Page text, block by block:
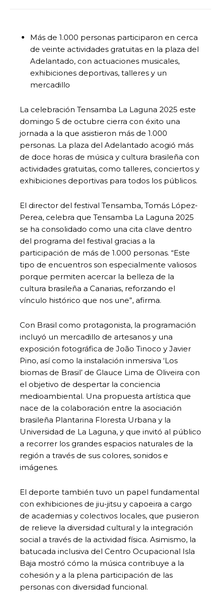
Más de 1.000 personas participaron en cerca
de veinte actividades gratuitas en la plaza del
Adelantado, con actuaciones musicales,
exhibiciones deportivas, talleres y un
mercadillo
La celebración Tensamba La Laguna 2025 este
domingo 5 de octubre cierra con éxito una
jornada a la que asistieron más de 1.000
personas. La plaza del Adelantado acogió más
de doce horas de música y cultura brasileña con
actividades gratuitas, como talleres, conciertos y
exhibiciones deportivas para todos los públicos.
El director del festival Tensamba, Tomás López-
Perea, celebra que Tensamba La Laguna 2025
se ha consolidado como una cita clave dentro
del programa del festival gracias a la
participación de más de 1.000 personas. “Este
tipo de encuentros son especialmente valiosos
porque permiten acercar la belleza de la
cultura brasileña a Canarias, reforzando el
vínculo histórico que nos une”, afirma.
Con Brasil como protagonista, la programación
incluyó un mercadillo de artesanos y una
exposición fotográfica de João Tinoco y Javier
Pino, así como la instalación inmersiva ‘Los
biomas de Brasil’ de Glauce Lima de Oliveira con
el objetivo de despertar la conciencia
medioambiental. Una propuesta artística que
nace de la colaboración entre la asociación
brasileña Plantarina Floresta Urbana y la
Universidad de La Laguna, y que invitó al público
a recorrer los grandes espacios naturales de la
región a través de sus colores, sonidos e
imágenes.
El deporte también tuvo un papel fundamental
con exhibiciones de jiu-jitsu y capoeira a cargo
de academias y colectivos locales, que pusieron
de relieve la diversidad cultural y la integración
social a través de la actividad física. Asimismo, la
batucada inclusiva del Centro Ocupacional Isla
Baja mostró cómo la música contribuye a la
cohesión y a la plena participación de las
personas con diversidad funcional.